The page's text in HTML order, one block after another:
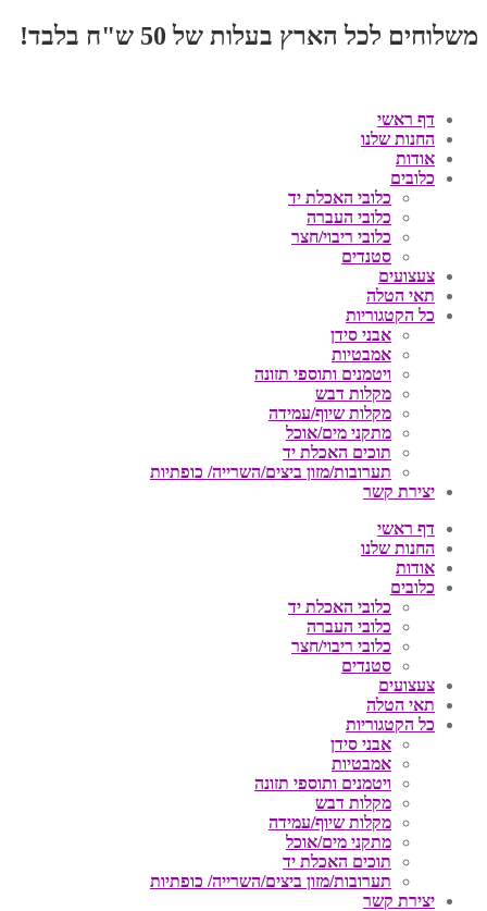
משלוחים לכל הארץ בעלות של 50 ש"ח בלבד!
דף ראשי
החנות שלנו
אודות
כלובים
כלובי האכלת יד
כלובי העברה
כלובי ריבוי/חצר
סטנדים
צעצועים
תאי הטלה
כל הקטגוריות
אבני סידן
אמבטיות
ויטמנים ותוספי תזונה
מקלות דבש
מקלות שיוף/עמידה
מתקני מים/אוכל
תוכים האכלת יד
תערובות/מזון ביצים/השרייה/ כופתיות
יצירת קשר
דף ראשי
החנות שלנו
אודות
כלובים
כלובי האכלת יד
כלובי העברה
כלובי ריבוי/חצר
סטנדים
צעצועים
תאי הטלה
כל הקטגוריות
אבני סידן
אמבטיות
ויטמנים ותוספי תזונה
מקלות דבש
מקלות שיוף/עמידה
מתקני מים/אוכל
תוכים האכלת יד
תערובות/מזון ביצים/השרייה/ כופתיות
יצירת קשר